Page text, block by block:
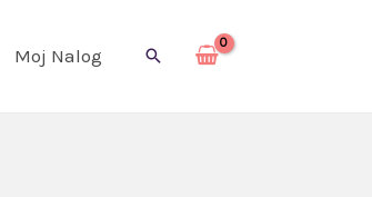
Moj Nalog Pretraga